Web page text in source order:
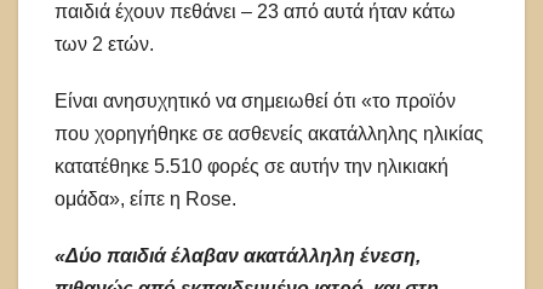
παιδιά έχουν πεθάνει – 23 από αυτά ήταν κάτω
των 2 ετών.
Είναι ανησυχητικό να σημειωθεί ότι «το προϊόν
που χορηγήθηκε σε ασθενείς ακατάλληλης ηλικίας
κατατέθηκε 5.510 φορές σε αυτήν την ηλικιακή
ομάδα», είπε η Rose.
«Δύο παιδιά έλαβαν ακατάλληλη ένεση,